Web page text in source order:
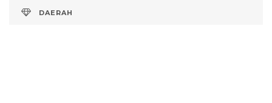
DAERAH